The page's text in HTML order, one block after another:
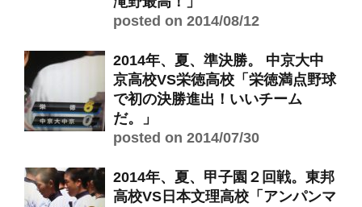
posted on 2014/08/12
2014年、夏、準決勝。 中京大中
京高校VS栄徳高校「栄徳満点野球
で初の決勝進出！いいチーム
だ。」
posted on 2014/07/30
2014年、夏、甲子園２回戦。東邦
高校VS日本文理高校「アンパンマ